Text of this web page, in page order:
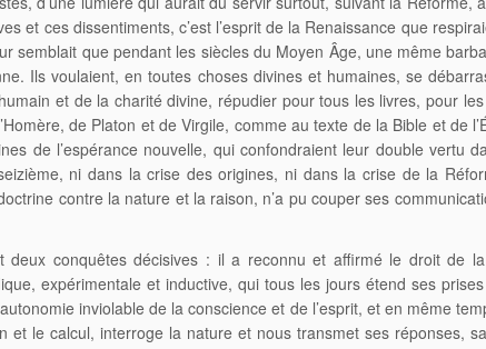
et ces dissentiments, c’est l’esprit de la Renaissance que
semblait que pendant les siècles du Moyen Âge, une même
Ils voulaient, en toutes choses divines et humaines, se
et de la charité divine, répudier pour tous les livres, pour
de Platon et de Virgile, comme au texte de la Bible et de
de l’espérance nouvelle, qui confondraient leur double vertu
ni dans la crise des origines, ni dans la crise de la
contre la nature et la raison, n’a pu couper ses
conquêtes décisives : il a reconnu et affirmé le droit de
expérimentale et inductive, qui tous les jours étend ses prises
inviolable de la conscience et de l’esprit, et en même
et le calcul, interroge la nature et nous transmet ses réponses,